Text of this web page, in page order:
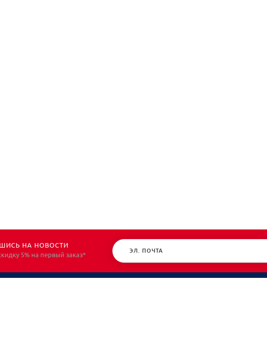
НА НОВОСТИ
5% на первый заказ*